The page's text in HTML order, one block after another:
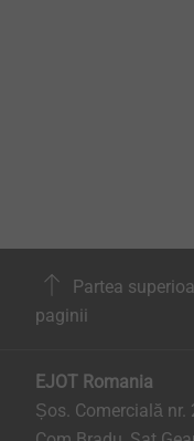
Partea
paginii
EJOT Romania
Șos. Comercială nr.